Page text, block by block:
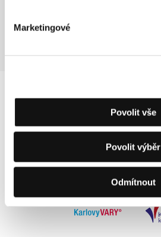
Marketingové
Povolit vše
Povolit výběr
Odmítnout